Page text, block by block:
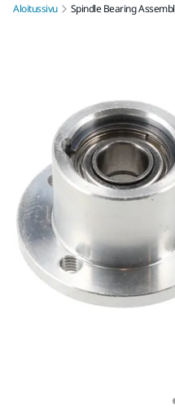
Aloitussivu Spindle Bearing